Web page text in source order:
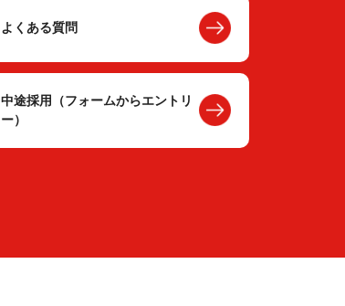
よくある質問
中途採用（フォームからエントリ
ー）